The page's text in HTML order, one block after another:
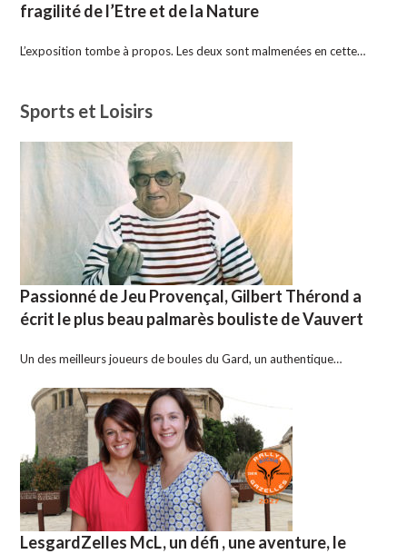
fragilité de l’Etre et de la Nature
L’exposition tombe à propos. Les deux sont malmenées en cette…
Sports et Loisirs
Passionné de Jeu Provençal, Gilbert Thérond a
écrit le plus beau palmarès bouliste de Vauvert
Un des meilleurs joueurs de boules du Gard, un authentique…
LesgardZelles McL, un défi , une aventure, le